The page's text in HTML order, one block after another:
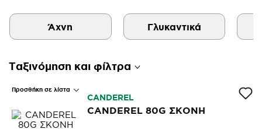
Άχνη Γλυκαντικά
Ταξινόμηση και φίλτρα
Προσθήκη σε λίστα
CANDEREL
CANDEREL 80G ΣΚΟΝΗ